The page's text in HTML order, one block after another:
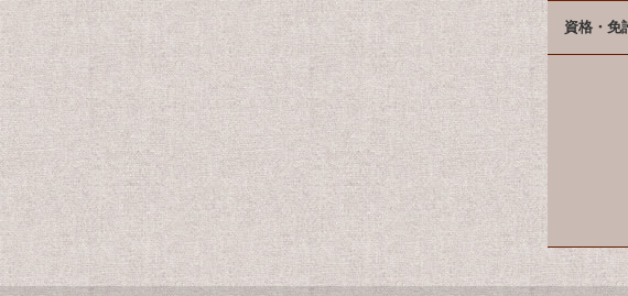
資格・免